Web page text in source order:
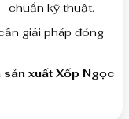
chuẩn kỹ thuật.
giải pháp đóng
xuất Xốp Ngọc